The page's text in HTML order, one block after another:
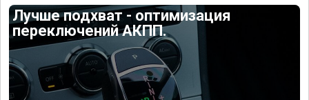
Лучше подхват - оптимизация
переключений АКПП.